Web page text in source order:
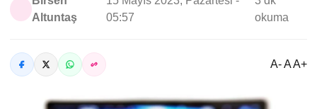
Altuntaş
05:57
okuma
A- A A+